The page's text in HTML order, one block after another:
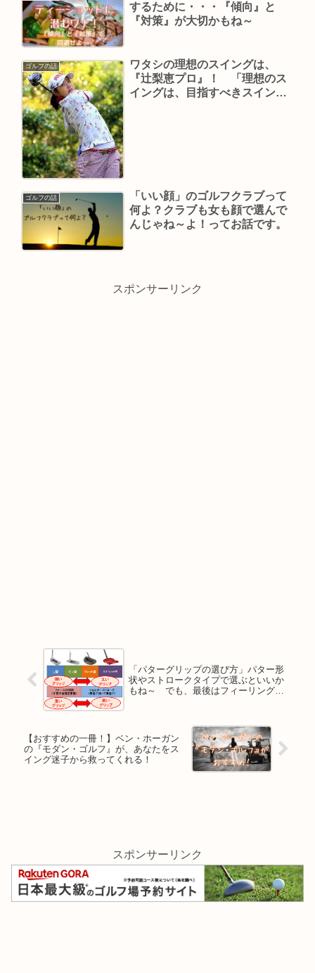
するために・・・『傾向』と
『対策』が大切かもね～
ゴルフの話
ワタシの理想のスイングは、
『辻梨恵プロ』！ 「理想のス
イングは、目指すべきスイン
ゴルフの話
「いい顔」のゴルフクラブって
何よ？クラブも女も顔で選んで
んじゃね～よ！ってお話です。
スポンサーリンク
「パターグリップの選び方」パター形
状やストロークタイプで選ぶといいか
もね～ でも、最後はフィーリングが
【おすすめの一冊！】ベン・ホーガン
の『モダン・ゴルフ』が、あなたをス
イング迷子から救ってくれる！
スポンサーリンク